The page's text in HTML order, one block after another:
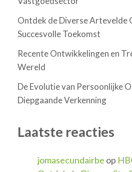
Ontdek de Diverse Artevelde
Succesvolle Toekomst
Recente Ontwikkelingen en
Wereld
De Evolutie van Persoonlijke
Diepgaande Verkenning
Laatste reacties
jomasecundairbe op